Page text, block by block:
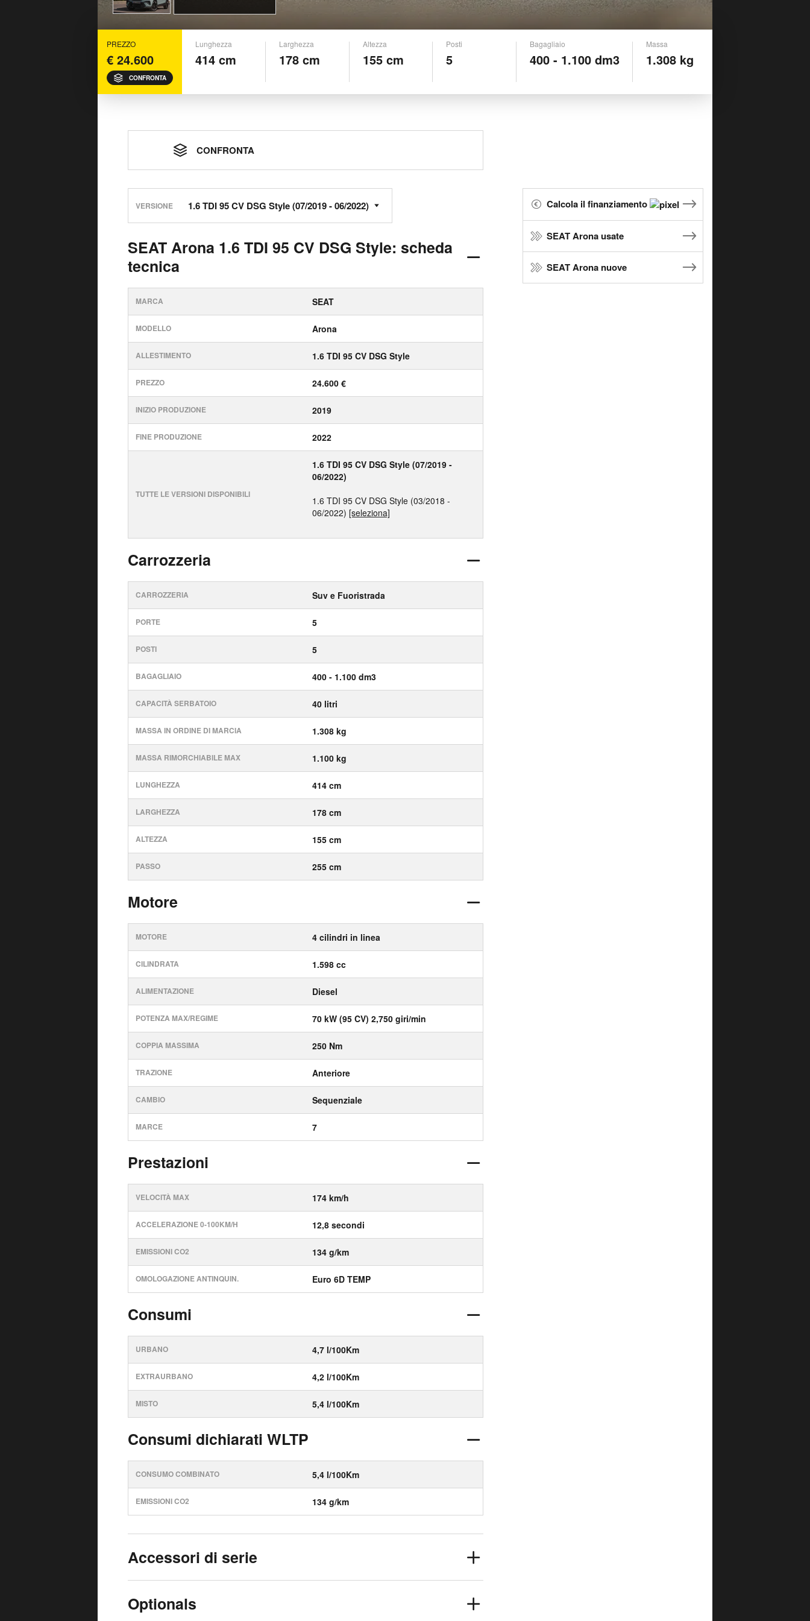
PREZZO
€ 24.600
CONFRONTA
Lunghezza
414 cm
Larghezza
178 cm
Altezza
155 cm
Posti
5
Bagagliaio
400 - 1.100 dm3
Massa
1.308 kg
CONFRONTA
VERSIONE
SEAT Arona 1.6 TDI 95 CV DSG Style: scheda
tecnica
MARCA SEAT
MODELLO Arona
ALLESTIMENTO 1.6 TDI 95 CV DSG Style
PREZZO 24.600 €
INIZIO PRODUZIONE 2019
FINE PRODUZIONE 2022
TUTTE LE VERSIONI DISPONIBILI
1.6 TDI 95 CV DSG Style (07/2019 -
06/2022)
1.6 TDI 95 CV DSG Style (03/2018 -
06/2022) [seleziona]
Carrozzeria
CARROZZERIA Suv e Fuoristrada
PORTE 5
POSTI 5
BAGAGLIAIO 400 - 1.100 dm3
CAPACITÀ SERBATOIO 40 litri
MASSA IN ORDINE DI MARCIA 1.308 kg
MASSA RIMORCHIABILE MAX 1.100 kg
LUNGHEZZA 414 cm
LARGHEZZA 178 cm
ALTEZZA 155 cm
PASSO 255 cm
Motore
MOTORE 4 cilindri in linea
CILINDRATA 1.598 cc
ALIMENTAZIONE Diesel
POTENZA MAX/REGIME 70 kW (95 CV) 2,750 giri/min
COPPIA MASSIMA 250 Nm
TRAZIONE Anteriore
CAMBIO Sequenziale
MARCE 7
Prestazioni
VELOCITÀ MAX 174 km/h
ACCELERAZIONE 0-100KM/H 12,8 secondi
EMISSIONI CO2 134 g/km
OMOLOGAZIONE ANTINQUIN. Euro 6D TEMP
Consumi
URBANO 4,7 l/100Km
EXTRAURBANO 4,2 l/100Km
MISTO 5,4 l/100Km
Consumi dichiarati WLTP
CONSUMO COMBINATO 5,4 l/100Km
EMISSIONI CO2 134 g/km
Accessori di serie
Optionals
Calcola il finanziamento
SEAT Arona usate
SEAT Arona nuove